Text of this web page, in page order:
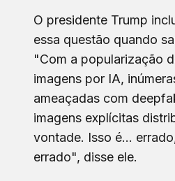
O presidente Trump
essa questão quando
"Com a popularização
imagens por IA,
ameaçadas com
imagens explícitas
vontade. Isso é...
errado", disse ele.